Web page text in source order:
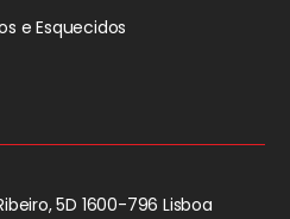
e Esquecidos
5D 1600-796 Lisboa